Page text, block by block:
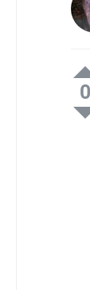
0